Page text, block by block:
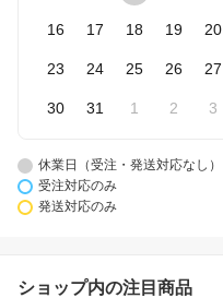
16 17 18 19 20
23 24 25 26 27
30 31 1 2 3
休業日（受注・発送対応なし）
受注対応のみ
発送対応のみ
ショップ内の注目商品